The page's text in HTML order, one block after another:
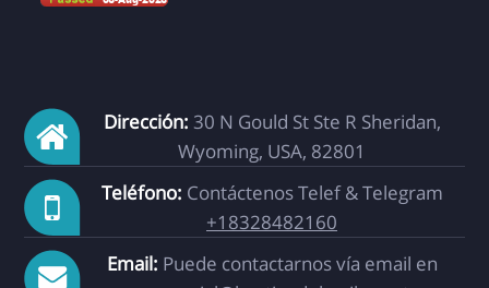
Dirección: 30 N Gould St Ste R Sheridan,
Wyoming, USA, 82801
Teléfono: Contáctenos Telef & Telegram
+18328482160
Email: Puede contactarnos vía email en